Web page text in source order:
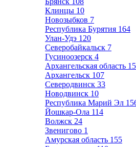
Клинцы 10
Новозыбков 7
Республика Бурятия 164
Улан-Удэ 120
Северобайкальск 7
Гусиноозерск 4
Архангельская область
Архангельск 107
Северодвинск 33
Новодвинск 10
Республика Марий Эл
Йошкар-Ола 114
Волжск 24
Звенигово 1
Амурская область 155